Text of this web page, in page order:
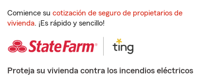
Comience su cotización de seguro de propietarios de
vivienda. ¡Es rápido y sencillo!
Proteja su vivienda contra los incendios eléctricos